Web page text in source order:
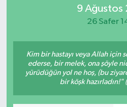
9 Ağustos
26 Safer
Kim bir hastayı veya Allah için
ederse, bir melek, ona şöyle
yürüdüğün yol ne hoş, (bu
bir köşk hazırladın!"
RÖPORTAJLAR
SAĞLIK
SİYASET